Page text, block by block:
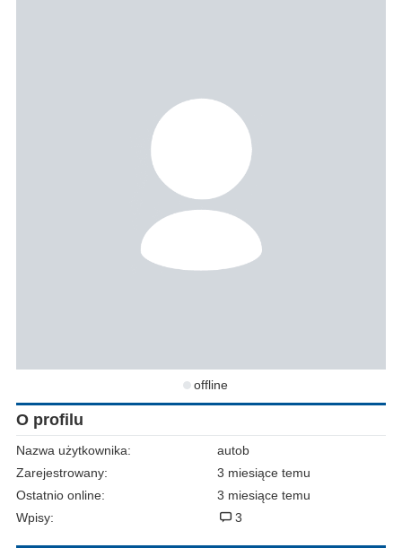
offline
O profilu
Nazwa użytkownika:
autob
Zarejestrowany:
3 miesiące temu
Ostatnio online:
3 miesiące temu
Wpisy:
3